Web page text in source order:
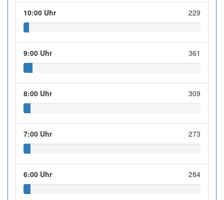
10:00 Uhr 229
9:00 Uhr 361
8:00 Uhr 309
7:00 Uhr 273
6:00 Uhr 284